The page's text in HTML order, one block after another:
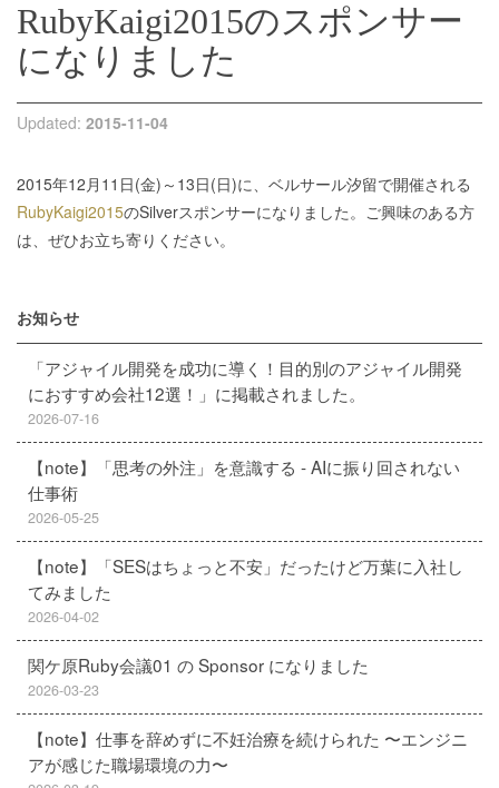
RubyKaigi2015のスポンサー
になりました
Updated: 2015-11-04
2015年12月11日(金)～13日(日)に、ベルサール汐留で開催される
RubyKaigi2015のSilverスポンサーになりました。ご興味のある方
は、ぜひお立ち寄りください。
お知らせ
「アジャイル開発を成功に導く！目的別のアジャイル開発
におすすめ会社12選！」に掲載されました。
2026-07-16
【note】「思考の外注」を意識する - AIに振り回されない
仕事術
2026-05-25
【note】「SESはちょっと不安」だったけど万葉に入社し
てみました
2026-04-02
関ケ原Ruby会議01 の Sponsor になりました
2026-03-23
【note】仕事を辞めずに不妊治療を続けられた 〜エンジニ
アが感じた職場環境の力〜